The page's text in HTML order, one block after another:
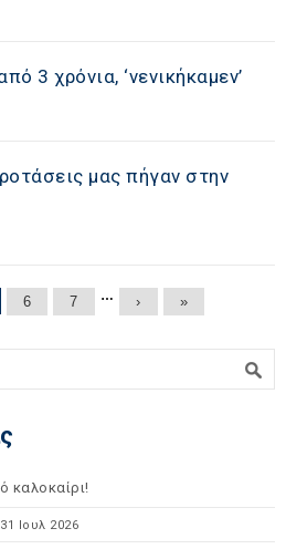
3 χρόνια, ‘νενικήκαμεν’
μας πήγαν στην
6 7 … › »
καλοκαίρι!
31 Ιουλ 2026